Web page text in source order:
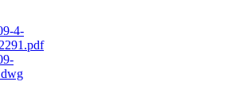
4-